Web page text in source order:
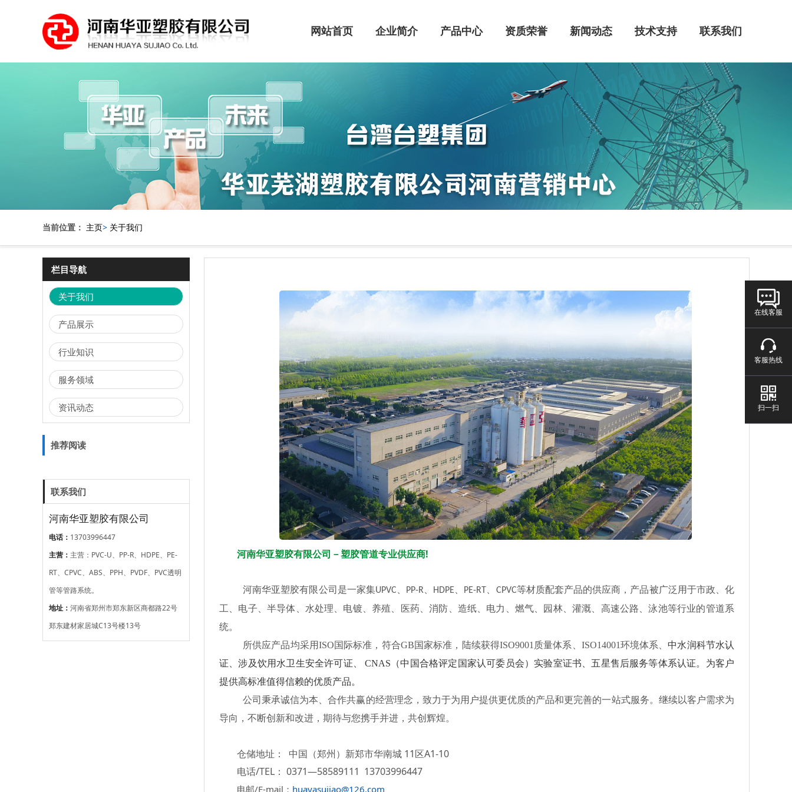
网站首页 企业简介 产品中心 资质荣誉 新闻动态 技术支持 联系我们
当前位置： 主页> 关于我们
栏目导航
关于我们
产品展示
行业知识
服务领域
资讯动态
推荐阅读
联系我们
河南华亚塑胶有限公司
电话： 13703996447
主营： 主营：PVC-U、PP-R、HDPE、PE-
RT、CPVC、ABS、PPH、PVDF、PVC透明
管等管路系统。
地址： 河南省郑州市郑东新区商都路22号
郑东建材家居城C13号楼13号
河南华亚塑胶有限公司－塑胶管道专业供应商!
河南华亚塑胶有限公司是一家集UPVC PP-R HDPE PE-RT CPVC等材质配套产品的供应商，产品被广泛用于市政、化
工、电子、半导体、水处理、电镀、养殖、医药、消防、造纸、电力、燃气、园林、灌溉、高速公路、泳池等行业的管道系
统。
所供应产品均采用ISO国际标准，符合GB国家标准，陆续获得ISO9001质量体系、ISO14001环境体系、 中水润科节水认
证、涉及饮用水卫生安全许可证、 CNAS（中国合格评定国家认可委员会）实验室证书、五星售后服务等体系认证。为客户
提供高标准值得信赖的优质产品。
公司秉承诚信为本、合作共赢的经营理念，致力于为用户提供更优质的产品和更完善的一站式服务。继续以客户需求为
导向，不断创新和改进，期待与您携手并进，共创辉煌。
仓储地址： 中国（郑州）新郑市华南城 11区A1-10
电话/TEL： 0371—58589111 13703996447
电邮/E-mail： huayasujiao@126.com
在线客服
客服热线
扫一扫